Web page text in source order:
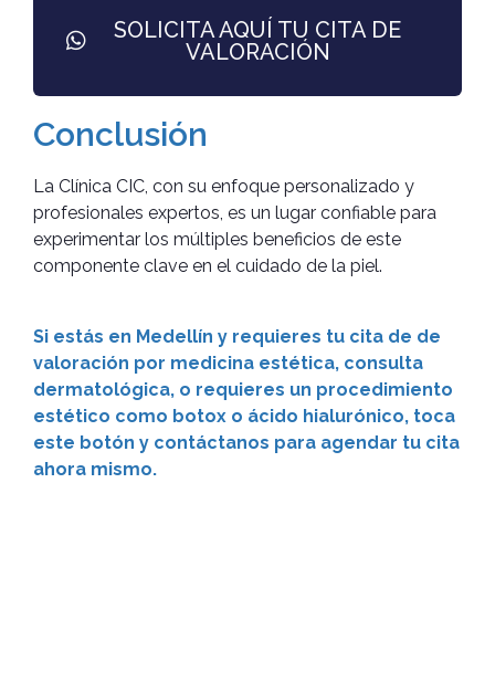
SOLICITA AQUÍ TU CITA DE
VALORACIÓN
Conclusión
La Clínica CIC, con su enfoque personalizado y
profesionales expertos, es un lugar confiable para
experimentar los múltiples beneficios de este
componente clave en el cuidado de la piel.
Si estás en Medellín y requieres tu cita de de
valoración por medicina estética, consulta
dermatológica, o requieres un procedimiento
estético como botox o ácido hialurónico, toca
este botón y contáctanos para agendar tu cita
ahora mismo.